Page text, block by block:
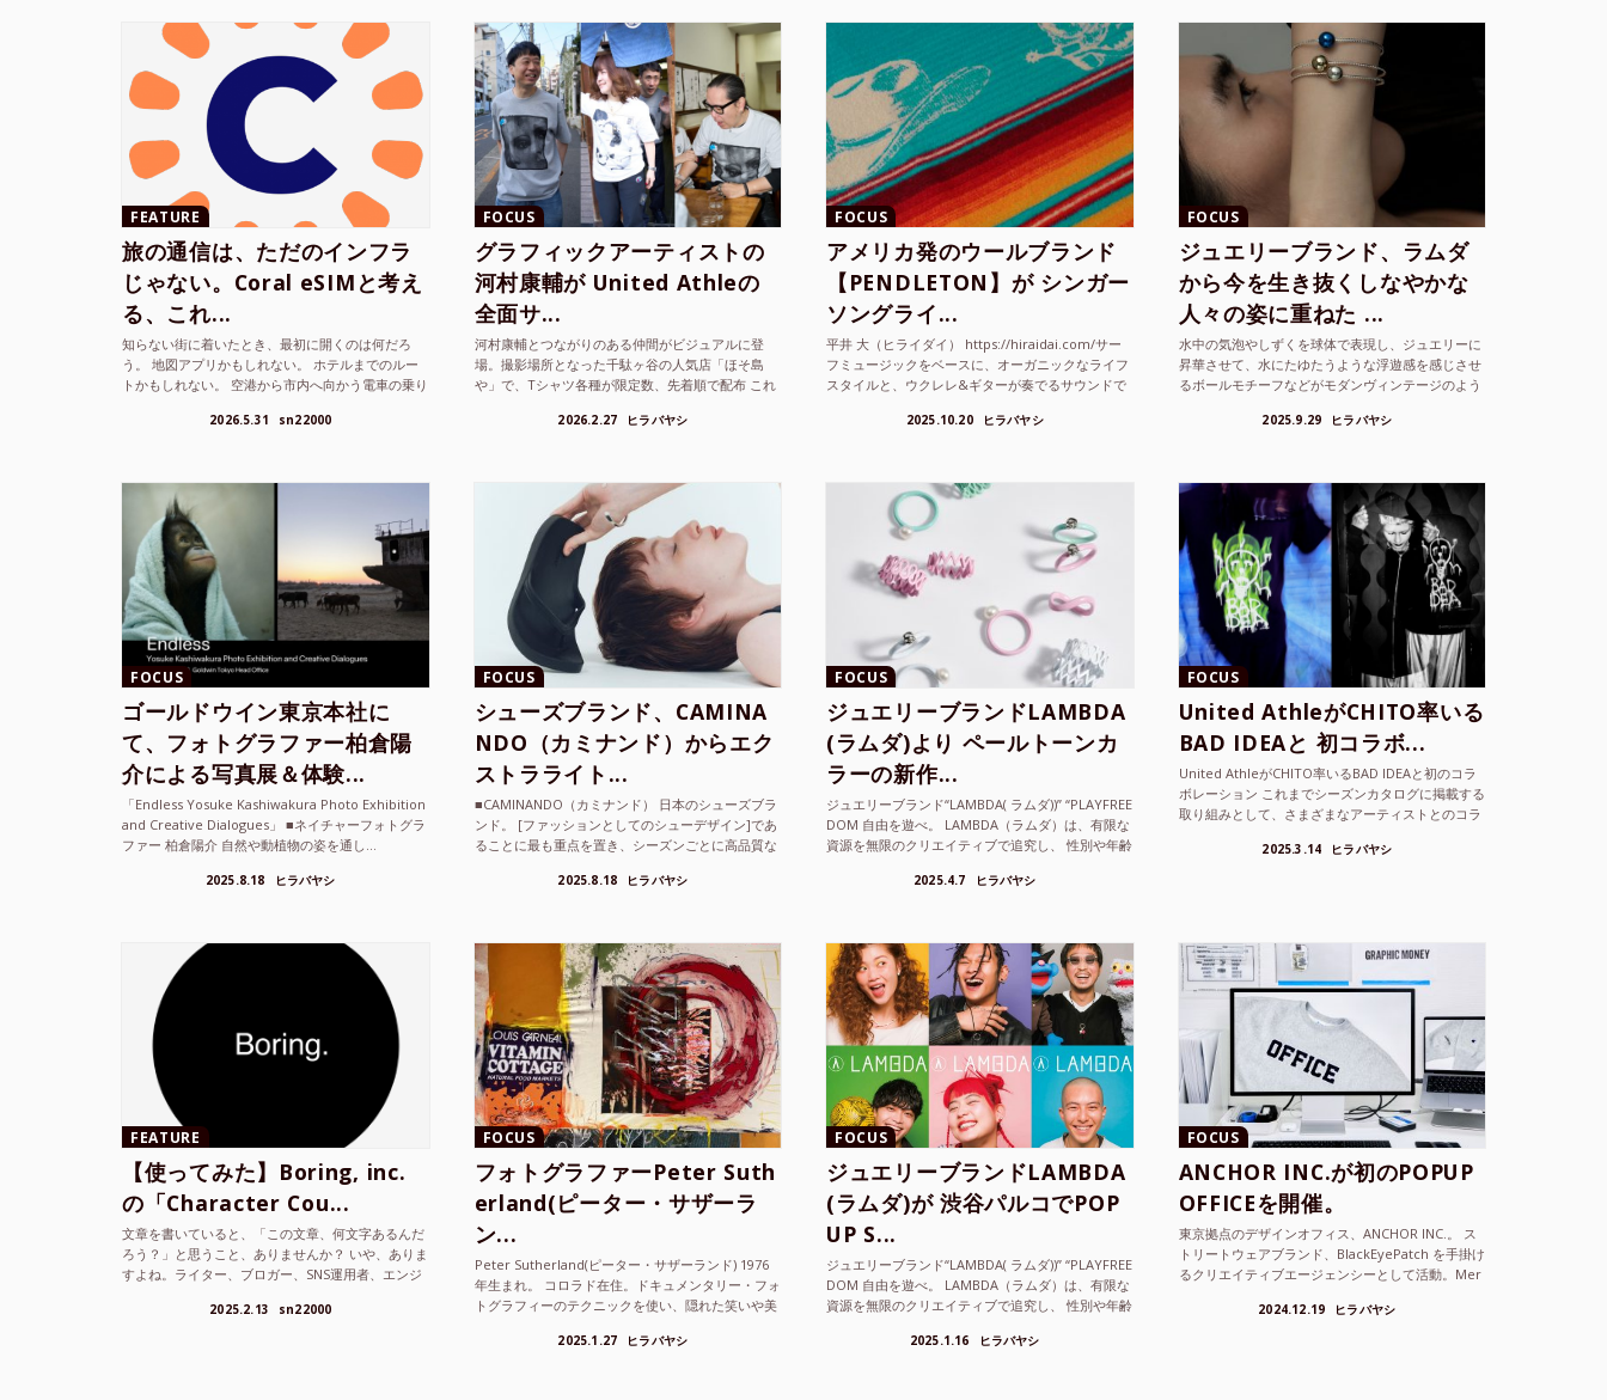
FEATURE
旅の通信は、ただのインフラ
じゃない。Coral eSIMと考え
る、これ...
知らない街に着いたとき、最初に開くのは何だろ
う。 地図アプリかもしれない。 ホテルまでのルー
トかもしれない。 空港から市内へ向かう電車の乗り
て、その街の空...2026.5.31 sn22000
FOCUS
グラフィックアーティストの
河村康輔が United Athleの
全面サ...
河村康輔とつながりのある仲間がビジュアルに登
場。撮影場所となった千駄ヶ谷の人気店「ほそ島
や」で、Tシャツ各種が限定数、先着順で配布 これ
2026.2.27 ヒラバヤシ
FOCUS
アメリカ発のウールブランド
【PENDLETON】が シンガー
ソングライ...
平井 大（ヒライダイ） https://hiraidai.com/サー
フミュージックをベースに、オーガニックなライフ
スタイルと、ウクレレ&ギターが奏でるサウンドで
2025.10.20 ヒラバヤシ
FOCUS
ジュエリーブランド、ラムダ
から今を生き抜くしなやかな
人々の姿に重ねた ...
水中の気泡やしずくを球体で表現し、ジュエリーに
昇華させて、水にたゆたうような浮遊感を感じさせ
るボールモチーフなどがモダンヴィンテージのよう
2025.9.29 ヒラバヤシ
FOCUS
ゴールドウイン東京本社に
て、フォトグラファー柏倉陽
介による写真展＆体験...
「Endless Yosuke Kashiwakura Photo Exhibition
and Creative Dialogues」 ■ネイチャーフォトグラ
ファー 柏倉陽介 自然や動植物の姿を通し...
2025.8.18 ヒラバヤシ
FOCUS
シューズブランド、CAMINA
NDO（カミナンド）からエク
ストラライト...
■CAMINANDO（カミナンド） 日本のシューズブラ
ンド。 [ファッションとしてのシューデザイン]であ
ることに最も重点を置き、シーズンごとに高品質な
2025.8.18 ヒラバヤシ
FOCUS
ジュエリーブランドLAMBDA
(ラムダ)より ペールトーンカ
ラーの新作...
ジュエリーブランド“LAMBDA( ラムダ))” “PLAYFREE
DOM 自由を遊べ。 LAMBDA（ラムダ）は、有限な
資源を無限のクリエイティブで追究し、 性別や年齢
2025.4.7 ヒラバヤシ
FOCUS
United AthleがCHITO率いる
BAD IDEAと 初コラボ...
United AthleがCHITO率いるBAD IDEAと初のコラ
ボレーション これまでシーズンカタログに掲載する
取り組みとして、さまざまなアーティストとのコラ
2025.3.14 ヒラバヤシ
FEATURE
【使ってみた】Boring, inc.
の「Character Cou...
文章を書いていると、「この文章、何文字あるんだ
ろう？」と思うこと、ありませんか？ いや、ありま
すよね。ライター、ブロガー、SNS運用者、エンジ
2025.2.13 sn22000
FOCUS
フォトグラファーPeter Suth
erland(ピーター・サザーラ
ン...
Peter Sutherland(ピーター・サザーランド) 1976
年生まれ。 コロラド在住。ドキュメンタリー・フォ
トグラフィーのテクニックを使い、隠れた笑いや美
2025.1.27 ヒラバヤシ
FOCUS
ジュエリーブランドLAMBDA
(ラムダ)が 渋谷パルコでPOP
UP S...
ジュエリーブランド“LAMBDA( ラムダ))” “PLAYFREE
DOM 自由を遊べ。 LAMBDA（ラムダ）は、有限な
資源を無限のクリエイティブで追究し、 性別や年齢
2025.1.16 ヒラバヤシ
FOCUS
ANCHOR INC.が初のPOPUP
OFFICEを開催。
東京拠点のデザインオフィス、ANCHOR INC.。 ス
トリートウェアブランド、BlackEyePatch を手掛け
るクリエイティブエージェンシーとして活動。Mer
2024.12.19 ヒラバヤシ